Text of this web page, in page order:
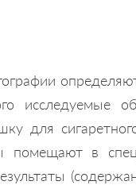
исследуемые
для
помещают в